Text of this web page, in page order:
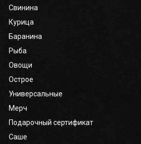
Свинина
Курица
Баранина
Рыба
Овощи
Острое
Универсальные
Мерч
Подарочный сертификат
Саше